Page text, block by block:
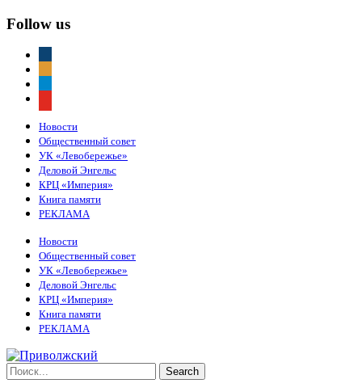
Follow us
Новости
Общественный совет
УК «Левобережье»
Деловой Энгельс
КРЦ «Империя»
Книга памяти
РЕКЛАМА
Новости
Общественный совет
УК «Левобережье»
Деловой Энгельс
КРЦ «Империя»
Книга памяти
РЕКЛАМА